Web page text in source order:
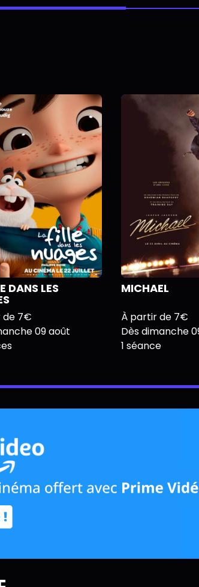
DANS LES
de 7€
09 août
MICHAEL
À partir de 7€
Dès dimanche
1 séance